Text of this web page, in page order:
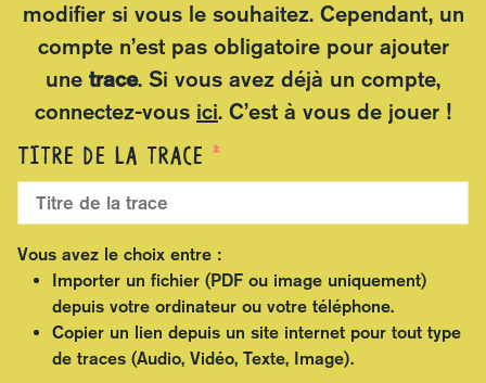
modifier si vous le souhaitez. Cependant, un
compte n’est pas obligatoire pour ajouter
une trace. Si vous avez déjà un compte,
connectez-vous ici. C’est à vous de jouer !
Titre de la trace
Vous avez le choix entre :
Importer un fichier (PDF ou image uniquement)
depuis votre ordinateur ou votre téléphone.
Copier un lien depuis un site internet pour tout type
de traces (Audio, Vidéo, Texte, Image).